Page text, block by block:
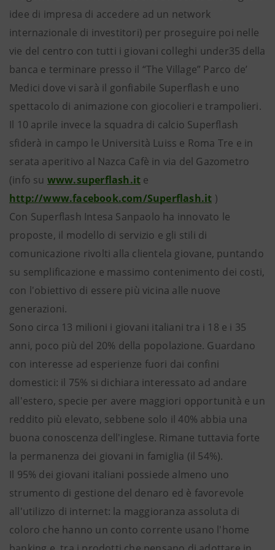
idee di impresa di accedere ad un network
internazionale di investitori) per proseguire poi nelle
vie del centro con tutti i giovani colleghi under35 della
banca e terminare presso il “The Village” Parco de’
Medici dove vi sarà il gonfiabile Superflash e uno
spettacolo di animazione con giocolieri e trampolieri.
Il 10 aprile invece la squadra di calcio Superflash
sfiderà in campo le Università Luiss e Roma Tre e in
serata aperitivo al Nazca Cafè in via del Gazometro
(info su www.superflash.it e
http://www.facebook.com/Superflash.it )
Con Superflash Intesa Sanpaolo ha innovato le
proposte, il modello di servizio e gli stili di
comunicazione rivolti alla clientela giovane, puntando
su semplificazione e massimo contenimento dei costi,
con l'obiettivo di essere più vicina alle nuove
generazioni.
Sono circa 13 milioni i giovani italiani tra i 18 e i 35
anni, poco più del 20% della popolazione. Guardano
con interesse ad esperienze fuori dai confini
domestici: il 75% si dichiara interessato ad andare
all'estero, specie per avere maggiori opportunità e un
reddito più elevato, sebbene solo il 40% abbia una
buona conoscenza dell'inglese. Rimane tuttavia forte
la permanenza dei giovani in famiglia (il 54%).
Il 95% dei giovani italiani possiede almeno uno
strumento di gestione del denaro ed è favorevole
all'utilizzo di internet: la maggioranza assoluta di
coloro che hanno un conto corrente usano l'home